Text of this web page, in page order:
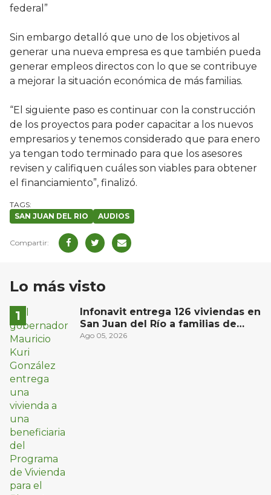
federal”
Sin embargo detalló que uno de los objetivos al
generar una nueva empresa es que también pueda
generar empleos directos con lo que se contribuye
a mejorar la situación económica de más familias.
“El siguiente paso es continuar con la construcción
de los proyectos para poder capacitar a los nuevos
empresarios y tenemos considerado que para enero
ya tengan todo terminado para que los asesores
revisen y califiquen cuáles son viables para obtener
el financiamiento”, finalizó.
SAN JUAN DEL RIO AUDIOS
Lo más visto
Infonavit entrega 126 viviendas en
San Juan del Río a familias de
bajos ingresos
Ago 05, 2026